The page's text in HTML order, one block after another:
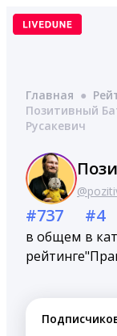
Перейти
Главная ●
Позитивный
Русакевич
#737
в общем
рейтинге
#4
в